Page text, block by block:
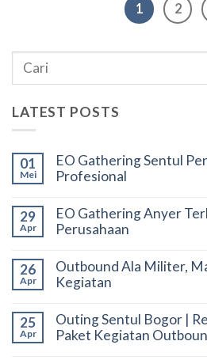
1 2
LATEST POSTS
01
Mei
EO Gathering Sentul
Profesional
29
Apr
EO Gathering Anyer
Perusahaan
26
Apr
Outbound Ala Militer,
Kegiatan
25
Apr
Outing Sentul Bogor |
Paket Kegiatan